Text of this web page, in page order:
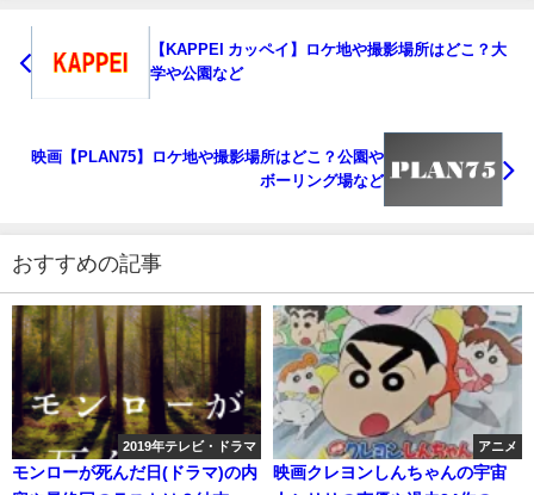
【KAPPEI カッペイ】ロケ地や撮影場所はどこ？大
学や公園など
映画【PLAN75】ロケ地や撮影場所はどこ？公園や
ボーリング場など
おすすめの記事
2019年テレビ・ドラマ
モンローが死んだ日(ドラマ)の内
アニメ
映画クレヨンしんちゃんの宇宙